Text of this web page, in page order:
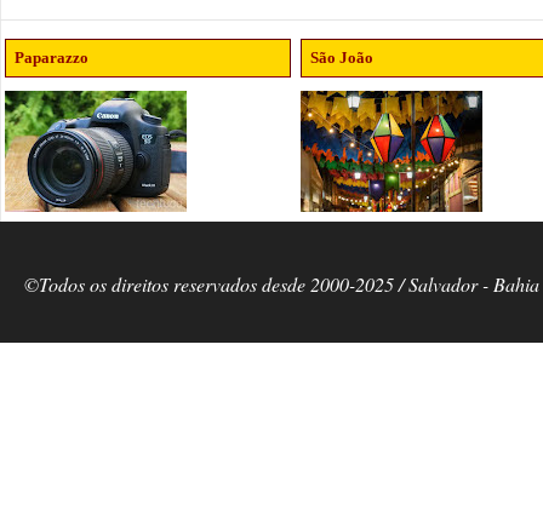
Paparazzo São João
©Todos os direitos reservados desde 2000-2025 / Salvador -